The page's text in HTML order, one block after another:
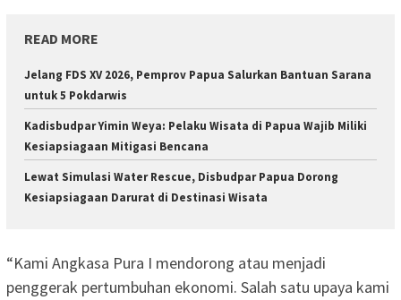
READ MORE
Jelang FDS XV 2026, Pemprov Papua Salurkan Bantuan Sarana
untuk 5 Pokdarwis
Kadisbudpar Yimin Weya: Pelaku Wisata di Papua Wajib Miliki
Kesiapsiagaan Mitigasi Bencana
Lewat Simulasi Water Rescue, Disbudpar Papua Dorong
Kesiapsiagaan Darurat di Destinasi Wisata
“Kami Angkasa Pura I mendorong atau menjadi
penggerak pertumbuhan ekonomi. Salah satu upaya kami